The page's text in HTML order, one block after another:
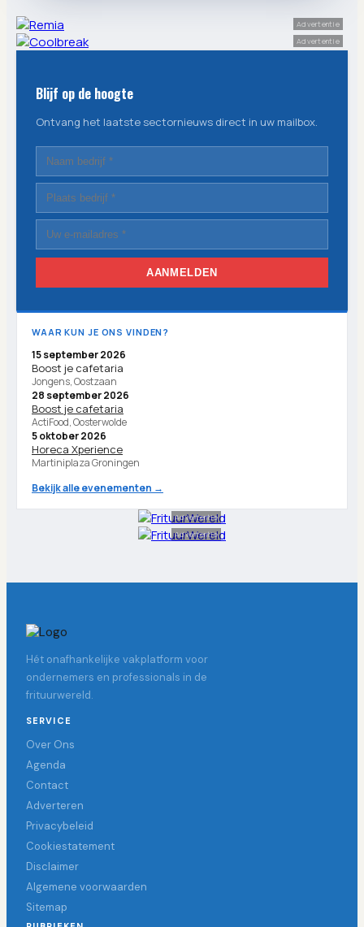
Advertentie
Advertentie
Blijf op de hoogte
Ontvang het laatste sectornieuws direct in uw mailbox.
AANMELDEN
WAAR KUN JE ONS VINDEN?
15 september 2026
Boost je cafetaria
Jongens, Oostzaan
28 september 2026
Boost je cafetaria
ActiFood, Oosterwolde
5 oktober 2026
Horeca Xperience
Martiniplaza Groningen
Bekijk alle evenementen →
Advertentie
Advertentie
Hét onafhankelijke vakplatform voor
ondernemers en professionals in de
frituurwereld.
SERVICE
Over Ons
Agenda
Contact
Adverteren
Privacybeleid
Cookiestatement
Disclaimer
Algemene voorwaarden
Sitemap